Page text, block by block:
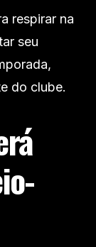
respirar na
seu
do clube.